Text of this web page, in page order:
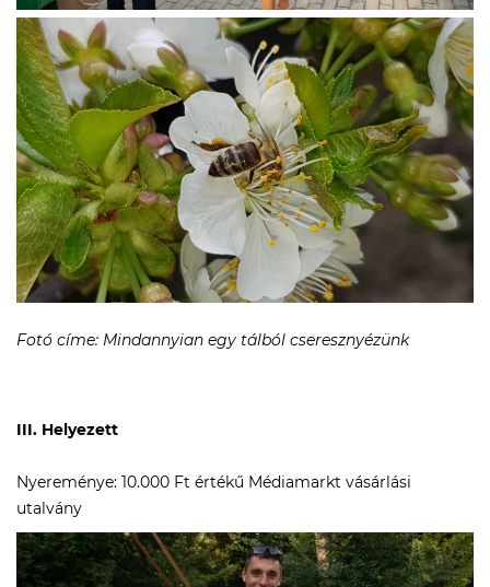
Fotó címe: Mindannyian egy tálból cseresznyézünk
III. Helyezett
Nyereménye: 10.000 Ft értékű Médiamarkt vásárlási
utalvány